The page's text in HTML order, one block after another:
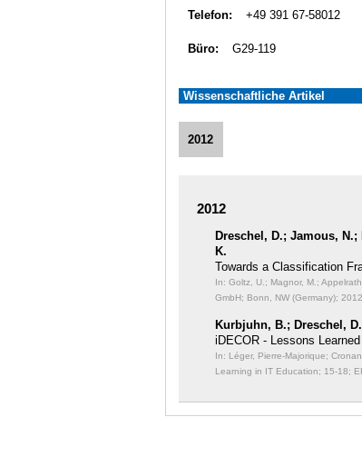
Telefon: +49 391 67-58012
Büro: G29-119
Wissenschaftliche Artikel
2012
2012
Dreschel, D.; Jamous,
K.
Towards a Classification
In: Goltz, U.; Magnor, M.;
GmbH; Bonn, NW (Germany);
Kurbjuhn, B.; Dreschel, D.
iDECOR - Lessons
In: Léger, Pierre-Majorique;
Learning in IT Education; 15-18;